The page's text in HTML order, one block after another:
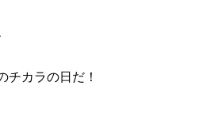
チカラの日だ！